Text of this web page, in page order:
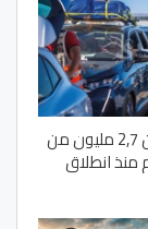
دخول أزيد من 2,7 مليون من
منذ انطلاق